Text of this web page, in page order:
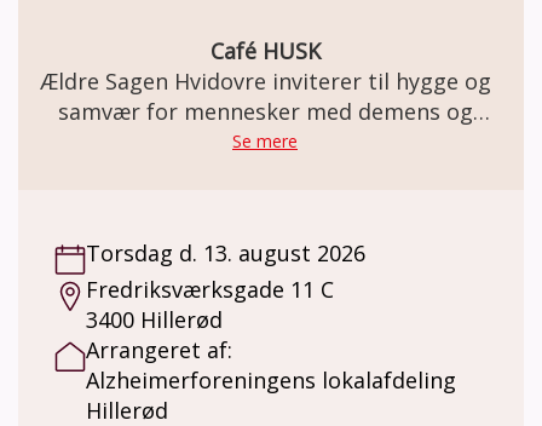
Café HUSK
Ældre Sagen Hvidovre inviterer til hygge og
samvær for mennesker med demens og
deres pårørende
Se mere
Torsdag d. 13. august 2026
Fredriksværksgade 11 C
3400 Hillerød
Arrangeret af:
Alzheimerforeningens lokalafdeling
Hillerød